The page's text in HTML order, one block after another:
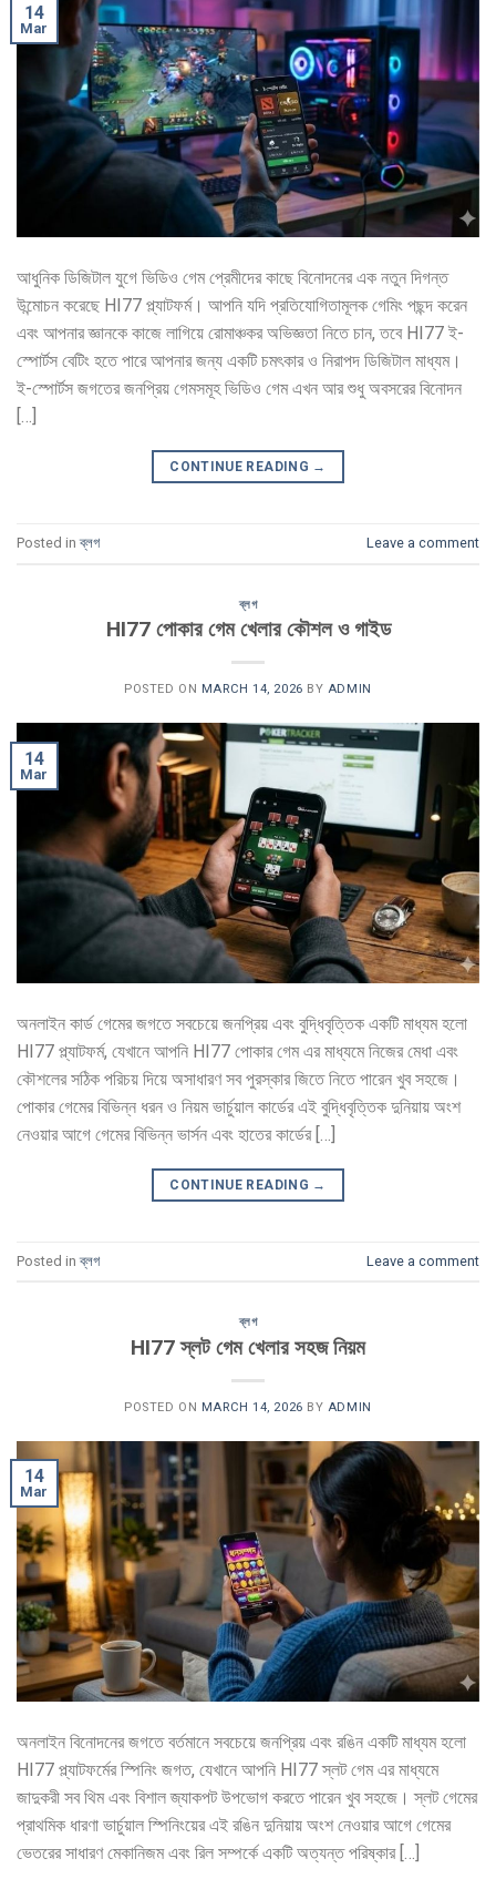
14
Mar
আধুনিক ডিজিটাল যুগে ভিডিও গেম প্রেমীদের কাছে বিনোদনের এক নতুন দিগন্ত
উন্মোচন করেছে HI77 প্ল্যাটফর্ম। আপনি যদি প্রতিযোগিতামূলক গেমিং পছন্দ করেন
এবং আপনার জ্ঞানকে কাজে লাগিয়ে রোমাঞ্চকর অভিজ্ঞতা নিতে চান, তবে HI77 ই-
স্পোর্টস বেটিং হতে পারে আপনার জন্য একটি চমৎকার ও নিরাপদ ডিজিটাল মাধ্যম।
ই-স্পোর্টস জগতের জনপ্রিয় গেমসমূহ ভিডিও গেম এখন আর শুধু অবসরের বিনোদন
[…]
CONTINUE READING →
Posted inব্লগ Leave a comment
ব্লগ
HI77 পোকার গেম খেলার কৌশল ও গাইড
POSTED ON MARCH 14, 2026 BY ADMIN
14
Mar
অনলাইন কার্ড গেমের জগতে সবচেয়ে জনপ্রিয় এবং বুদ্ধিবৃত্তিক একটি মাধ্যম হলো
HI77 প্ল্যাটফর্ম, যেখানে আপনি HI77 পোকার গেম এর মাধ্যমে নিজের মেধা এবং
কৌশলের সঠিক পরিচয় দিয়ে অসাধারণ সব পুরস্কার জিতে নিতে পারেন খুব সহজে।
পোকার গেমের বিভিন্ন ধরন ও নিয়ম ভার্চুয়াল কার্ডের এই বুদ্ধিবৃত্তিক দুনিয়ায় অংশ
নেওয়ার আগে গেমের বিভিন্ন ভার্সন এবং হাতের কার্ডের […]
CONTINUE READING →
Posted inব্লগ Leave a comment
ব্লগ
HI77 স্লট গেম খেলার সহজ নিয়ম
POSTED ON MARCH 14, 2026 BY ADMIN
14
Mar
অনলাইন বিনোদনের জগতে বর্তমানে সবচেয়ে জনপ্রিয় এবং রঙিন একটি মাধ্যম হলো
HI77 প্ল্যাটফর্মের স্পিনিং জগত, যেখানে আপনি HI77 স্লট গেম এর মাধ্যমে
জাদুকরী সব থিম এবং বিশাল জ্যাকপট উপভোগ করতে পারেন খুব সহজে। স্লট গেমের
প্রাথমিক ধারণা ভার্চুয়াল স্পিনিংয়ের এই রঙিন দুনিয়ায় অংশ নেওয়ার আগে গেমের
ভেতরের সাধারণ মেকানিজম এবং রিল সম্পর্কে একটি অত্যন্ত পরিষ্কার […]